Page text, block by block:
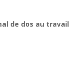
de dos au travail